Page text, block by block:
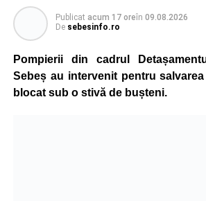
Publicat acum 17 oreîn 09.08.2026
De sebesinfo.ro
Pompierii din cadrul
Sebeș au intervenit pentru
blocat sub o stivă de bușteni.